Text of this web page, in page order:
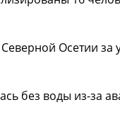
Осетии
без воды из-за